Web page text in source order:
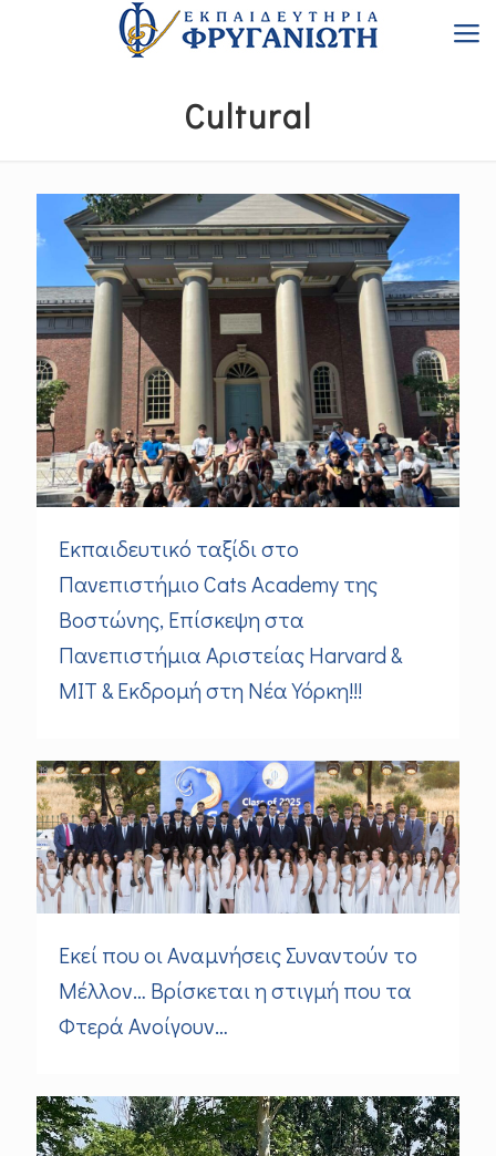
Cultural
Εκπαιδευτικό ταξίδι στο
Πανεπιστήμιο Cats Academy της
Βοστώνης, Επίσκεψη στα
Πανεπιστήμια Αριστείας Harvard &
MIT & Εκδρομή στη Νέα Υόρκη!!!
Εκεί που οι Αναμνήσεις Συναντούν το
Μέλλον… Βρίσκεται η στιγμή που τα
Φτερά Ανοίγουν…